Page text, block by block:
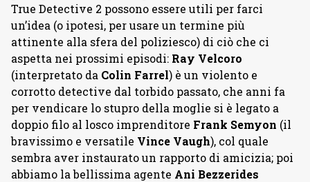
True Detective 2 possono essere utili per farci
un’idea (o ipotesi, per usare un termine più
attinente alla sfera del poliziesco) di ciò che ci
aspetta nei prossimi episodi: Ray Velcoro
(interpretato da Colin Farrel) è un violento e
corrotto detective dal torbido passato, che anni fa
per vendicare lo stupro della moglie si è legato a
doppio filo al losco imprenditore Frank Semyon (il
bravissimo e versatile Vince Vaugh), col quale
sembra aver instaurato un rapporto di amicizia; poi
abbiamo la bellissima agente Ani Bezzerides